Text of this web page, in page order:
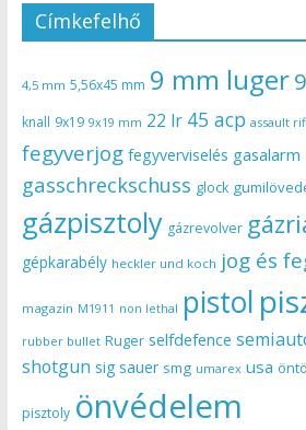
Címkefelhő
4,5 mm 5,56x45 mm 9 mm luger
knall 9x19 9x19 mm 22 lr 45 acp assault
fegyverjog fegyverviselés gasalarm
gasschreckschuss glock
gázpisztoly gázrevolver
gépkarabély heckler und koch jog és
magazin M1911 non lethal pistol
rubber bullet Ruger selfdefence
shotgun sig sauer smg umarex usa
pisztoly önvédelem